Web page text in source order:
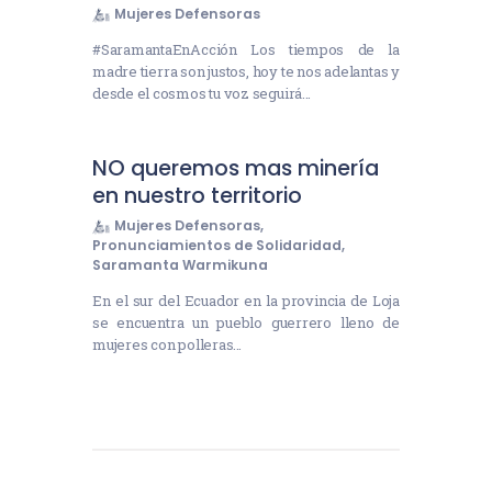
Mujeres Defensoras
#SaramantaEnAcción Los tiempos de la
madre tierra son justos, hoy te nos adelantas y
desde el cosmos tu voz seguirá…
NO queremos mas minería
en nuestro territorio
Mujeres Defensoras,
Pronunciamientos de Solidaridad,
Saramanta Warmikuna
En el sur del Ecuador en la provincia de Loja
se encuentra un pueblo guerrero lleno de
mujeres con polleras…